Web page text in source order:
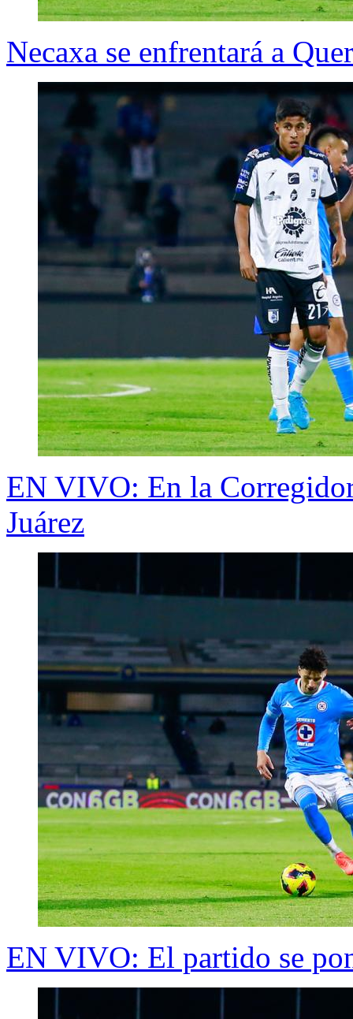
Necaxa se enfrentará a
EN VIVO: En la
Juárez
EN VIVO: El partido se